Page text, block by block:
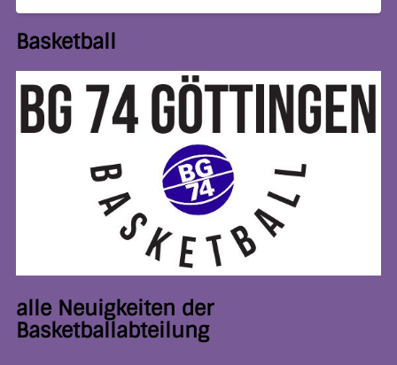
Basketball
alle Neuigkeiten der
Basketballabteilung